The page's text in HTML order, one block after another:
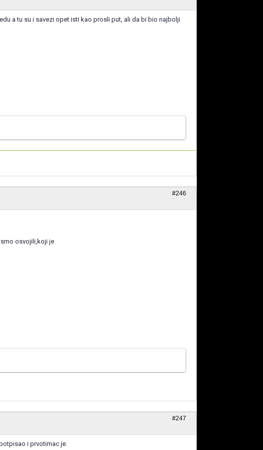
a tu su i savezi opet isti kao prosli put, ali da bi bio najbolji
#246
osvojili,koji je
#247
i prvotimac je.